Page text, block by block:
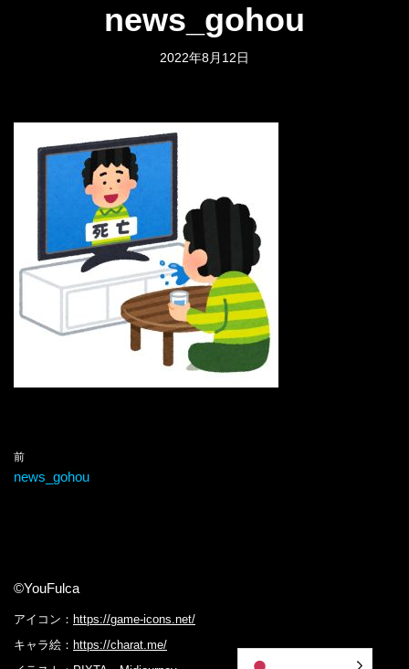
news_gohou
2022年8月12日
前
news_gohou
©YouFulca
アイコン： https://game-icons.net/
キャラ絵： https://charat.me/